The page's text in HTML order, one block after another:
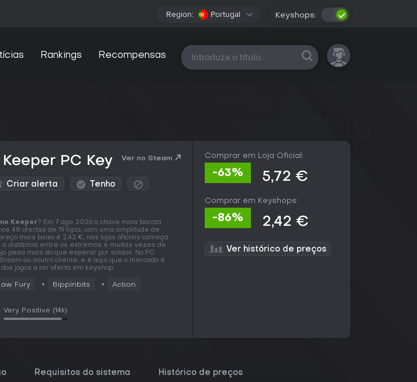
Region: Portugal Keyshops:
Rankings Recompensas Todas as plataformas
PC Key Ver no Steam
Criar alerta Tenho
Keeper? Em 7 ago. 2026 a chave mais barata
48 ofertas de 19 lojas, com uma amplitude de
mais baixo é 2,42 €, nas lojas oficiais começa
a distância entre os extremos é muitas vezes de
pesa mais do que esperar por saldos. No PC
ou noutro cliente, e é aqui que o mercado é
jogos a ter oferta em keyshop.
Fury Bippinbits Action
Very Positive (14k)
Comprar em Loja Oficial:
-63% 5,72 €
Comprar em Keyshops:
-86% 2,42 €
Ver histórico de preços
Requisitos do sistema Histórico de preços